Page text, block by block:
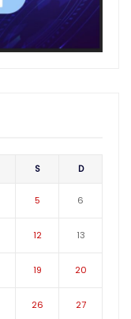
S D
5 6
12 13
19 20
26 27